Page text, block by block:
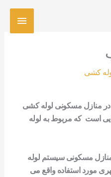
کشی
در منازل مسکونی لوله کشی
استکه مربوط به لوله
منازل مسکونی سیستم لوله
مورد استفاده واقع می